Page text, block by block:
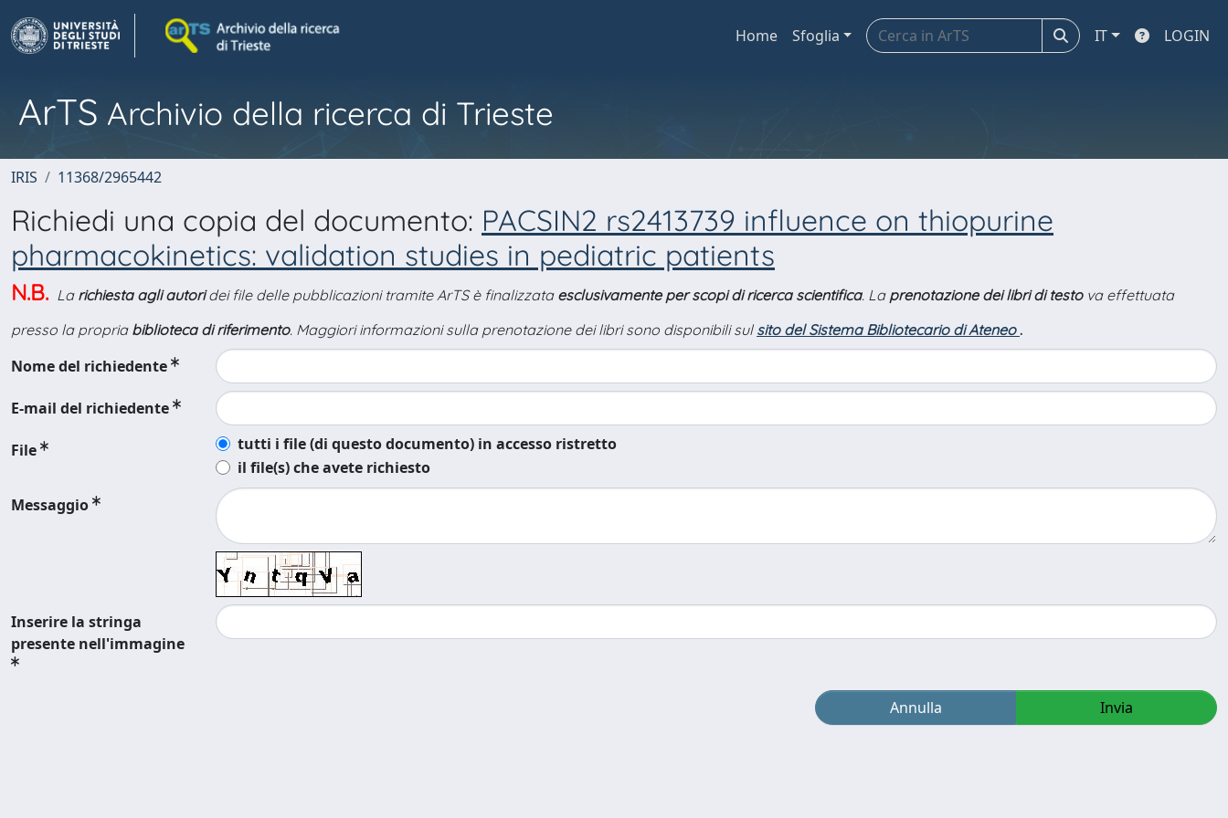
Home Sfoglia IT LOGIN
ArTS Archivio della ricerca di Trieste
IRIS 11368/2965442
Richiedi una copia del documento: PACSIN2 rs2413739 influence on thiopurine
pharmacokinetics: validation studies in pediatric patients
N.B. La richiesta agli autoridei file delle pubblicazioni tramite ArTS è finalizzata esclusivamente per scopi di ricerca scientifica. La prenotazione dei libri di testova effettuata
presso la propria biblioteca di riferimento. Maggiori informazioni sulla prenotazione dei libri sono disponibili sul sito del Sistema Bibliotecario di Ateneo .
Nome del richiedente
E-mail del richiedente
File
tutti i file (di questo documento) in accesso ristretto
il file(s) che avete richiesto
Messaggio
Inserire la stringa
presente nell'immagine
Annulla Invia